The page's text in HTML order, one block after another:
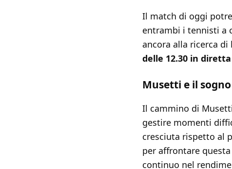
Il match di oggi
entrambi i tennisti a
ancora alla ricerca di
delle 12.30 in
Musetti e il
Il cammino di
gestire momenti
cresciuta rispetto al
per affrontare
continuo nel